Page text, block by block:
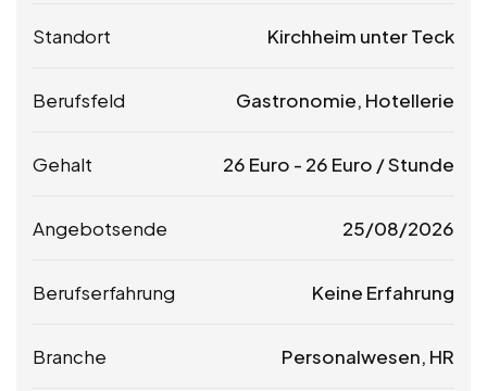
Standort Kirchheim unter Teck
Berufsfeld Gastronomie, Hotellerie
Gehalt 26 Euro - 26 Euro / Stunde
Angebotsende 25/08/2026
Berufserfahrung Keine Erfahrung
Branche Personalwesen, HR